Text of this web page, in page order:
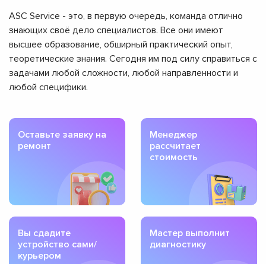
ASC Service - это, в первую очередь, команда отлично
знающих своё дело специалистов. Все они имеют
высшее образование, обширный практический опыт,
теоретические знания. Сегодня им под силу справиться с
задачами любой сложности, любой направленности и
любой специфики.
Оставьте заявку на
ремонт
Менеджер
рассчитает
стоимость
Вы сдадите
устройство сами/
курьером
Мастер выполнит
диагностику